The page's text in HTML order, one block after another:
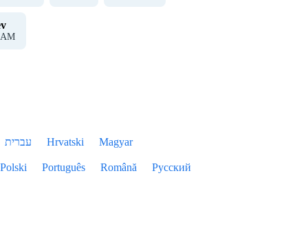
AM
עברית Hrvatski Magyar
Polski Português Română Русский